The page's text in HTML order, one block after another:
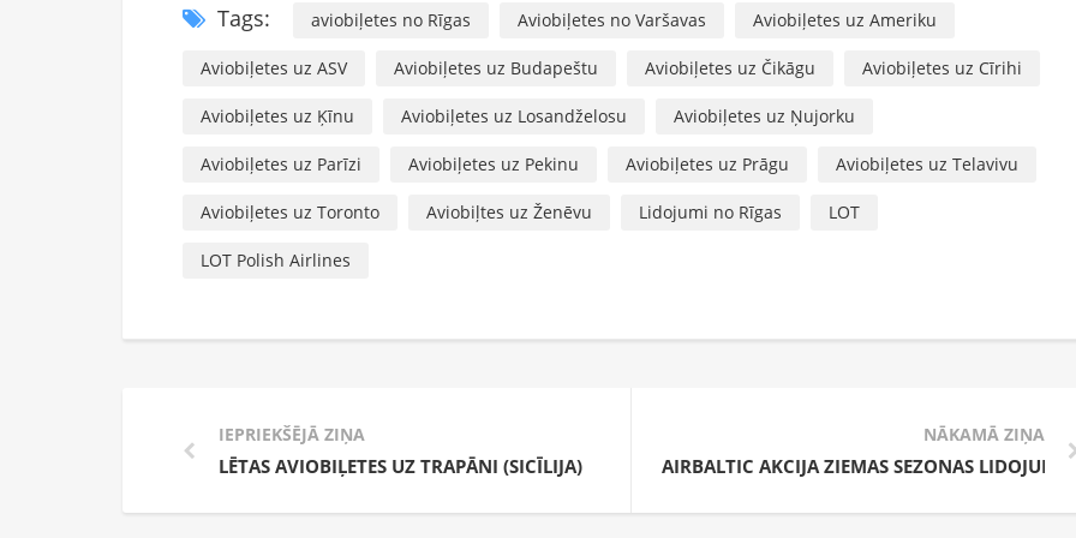
Tags: aviobiļetes no Rīgas Aviobiļetes no Varšavas Aviobiļetes uz Ameriku
Aviobiļetes uz ASV Aviobiļetes uz Budapeštu Aviobiļetes uz Čikāgu Aviobiļetes uz Cīrihi
Aviobiļetes uz Ķīnu Aviobiļetes uz Losandželosu Aviobiļetes uz Ņujorku
Aviobiļetes uz Parīzi Aviobiļetes uz Pekinu Aviobiļetes uz Prāgu Aviobiļetes uz Telavivu
Aviobiļetes uz Toronto Aviobiļtes uz Ženēvu Lidojumi no Rīgas LOT
LOT Polish Airlines
IEPRIEKŠĒJĀ ZIŅA
LĒTAS AVIOBIĻETES UZ TRAPĀNI (SICĪLIJA)
NĀKAMĀ ZIŅA
AIRBALTIC AKCIJA ZIEMAS SEZONAS